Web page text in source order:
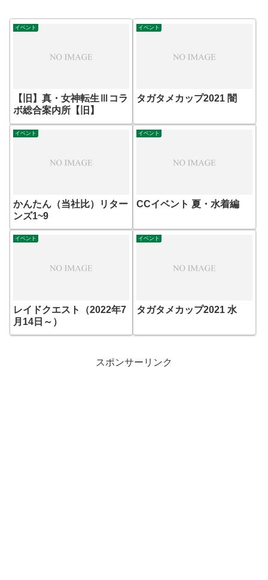
イベント
【旧】真・女神転生Ⅲコラ
ボ総合案内所【旧】
イベント
タガタメカップ2021 闇
イベント
かんたん（当社比）リター
ンズ1~9
イベント
CCイベント 夏・水着編
イベント
レイドクエスト（2022年7
月14日～）
イベント
タガタメカップ2021 水
スポンサーリンク